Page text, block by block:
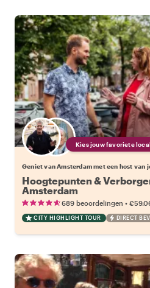
Kies jouw favoriete
Geniet van Amsterdam met een host van
Hoogtepunten &
Amsterdam
689 beoordelingen •
CITY HIGHLIGHT TOUR DIRECT